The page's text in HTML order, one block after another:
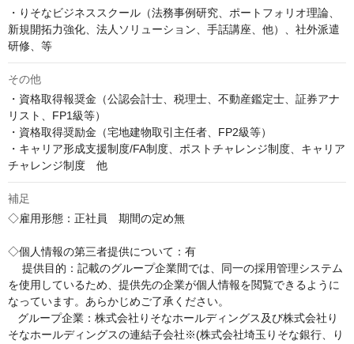
・りそなビジネススクール（法務事例研究、ポートフォリオ理論、
新規開拓力強化、法人ソリューション、手話講座、他）、社外派遣
研修、等
その他
・資格取得報奨金（公認会計士、税理士、不動産鑑定士、証券アナ
リスト、FP1級等）
・資格取得奨励金（宅地建物取引主任者、FP2級等）
・キャリア形成支援制度/FA制度、ポストチャレンジ制度、キャリア
チャレンジ制度　他
補足
◇雇用形態：正社員　期間の定め無
◇個人情報の第三者提供について：有
提供目的：記載のグループ企業間では、同一の採用管理システム
を使用しているため、提供先の企業が個人情報を閲覧できるように
なっています。あらかじめご了承ください。
そなホールディングスの連結子会社※(株式会社埼玉りそな銀行、り